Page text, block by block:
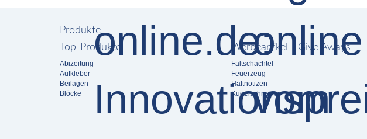
Produkte
Top-Produkte
Abizeitung
Aufkleber
Beilagen
Blöcke
Werbeartikel - Give Aways
Faltschachtel
Feuerzeug
Haftnotizen
Kugelschreiber